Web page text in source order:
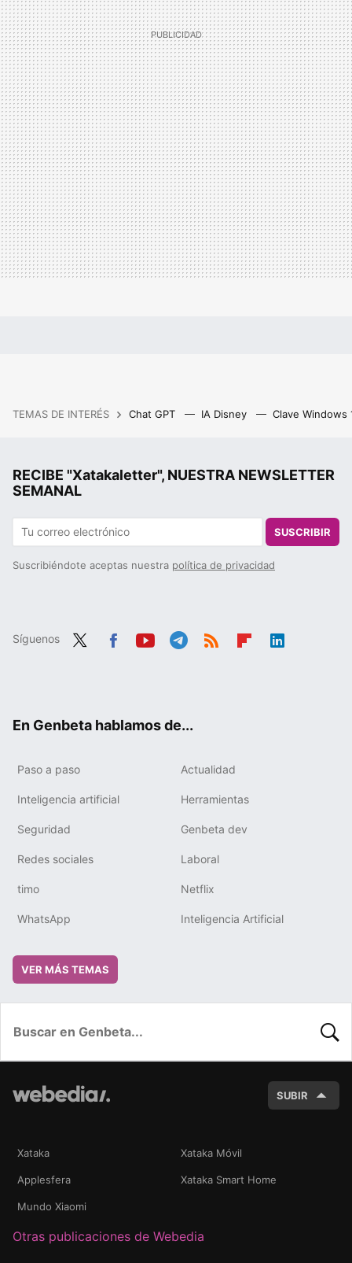
TEMAS DE INTERÉS Chat GPT IA Disney Clave Windows
RECIBE "Xatakaletter", NUESTRA NEWSLETTER
SEMANAL
SUSCRIBIR
Suscribiéndote aceptas nuestra política de privacidad
Síguenos
En Genbeta hablamos de...
Paso a paso Actualidad
Inteligencia artificial Herramientas
Seguridad Genbeta dev
Redes sociales Laboral
timo Netflix
WhatsApp Inteligencia Artificial
VER MÁS TEMAS
SUBIR
Xataka Xataka Móvil
Applesfera Xataka Smart Home
Mundo Xiaomi
Otras publicaciones de Webedia